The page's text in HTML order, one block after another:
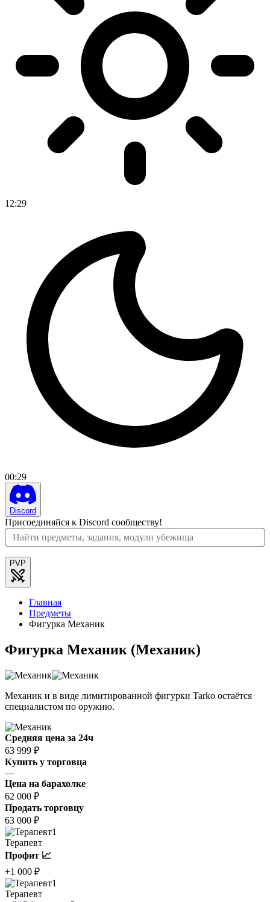
12:29
00:29
Discord
Присоединяйся к Discord сообществу!
PVP
Главная
Предметы
Фигурка Механик
Фигурка Механик (Механик)
Механик и в виде лимитированной фигурки Tarko остаётся
специалистом по оружию.
Средняя цена за 24ч
63 999 ₽
Купить у торговца
—
Цена на барахолке
62 000 ₽
Продать торговцу
63 000 ₽
1
Терапевт
Профит 📈
+1 000 ₽
1
Терапевт